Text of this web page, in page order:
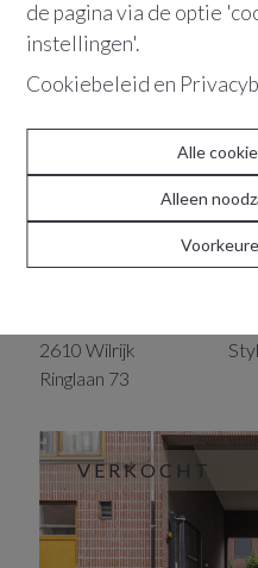
de pagina via de optie
instellingen'.
Cookiebeleid en
Alle
Alleen
VERKOCHT
2610 Wilrijk
Ringlaan 73
VERKOCHT